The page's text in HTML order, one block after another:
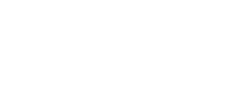
Unsere Antwort darauf ist eindeutig: Das eine nein - das
Die MPU - die natürlich kein „Idiotentest" ist - online zu
ist leider nicht möglich. Wenn Sie sich aber online
Ihre MPU vorbereiten möchten, sind Sie bei Nord-Kurs